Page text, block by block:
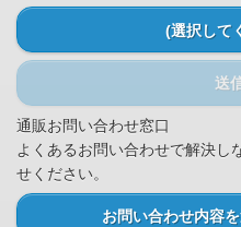
(選択して
送
通販お問い合わせ窓口
よくあるお問い合わせで解決し
せください。
お問い合わせ内容